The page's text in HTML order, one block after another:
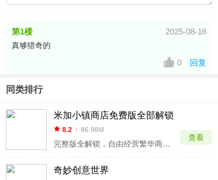
第1楼
中国–新疆–昌吉回族自治州移动
2025-08-16
真够猎奇的
0 回复
同类排行
米加小镇商店免费版全部解锁
8.2 / 86.98M
完整版全解锁，自由经营繁华商业街区。
查看
奇妙创意世界